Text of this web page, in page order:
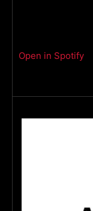
Open in Spotify